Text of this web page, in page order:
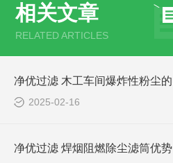
相关文章
RELATED ARTICLES
2025-02-16
净优过滤 焊烟阻燃除尘滤筒优势